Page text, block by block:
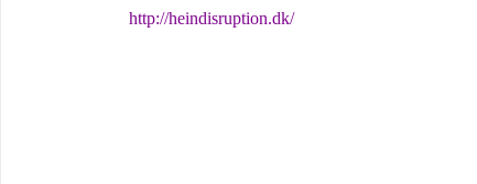
http://heindisruption.dk/